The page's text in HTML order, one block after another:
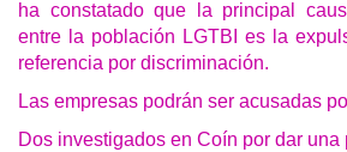
ha constatado que la principal
entre la población LGTBI es la
referencia por discriminación.
Las empresas podrán ser acusadas
Dos investigados en Coín por dar una